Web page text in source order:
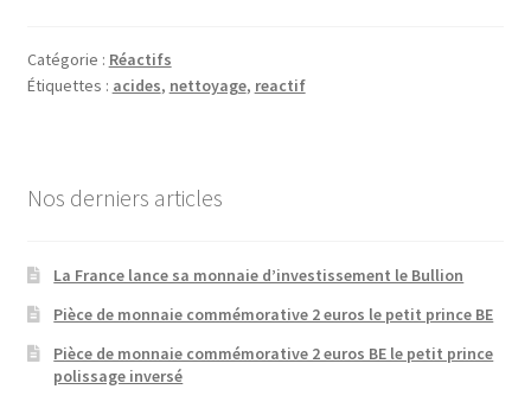
Catégorie : Réactifs
Étiquettes : acides, nettoyage, reactif
Nos derniers articles
La France lance sa monnaie d’investissement le Bullion
Pièce de monnaie commémorative 2 euros le petit prince BE
Pièce de monnaie commémorative 2 euros BE le petit prince
polissage inversé